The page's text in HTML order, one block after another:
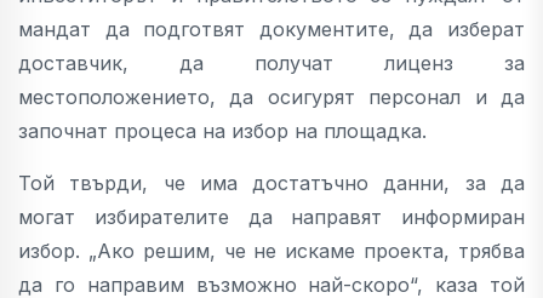
мандат да подготвят документите, да изберат
доставчик, да получат лиценз за
местоположението, да осигурят персонал и да
започнат процеса на избор на площадка.
Той твърди, че има достатъчно данни, за да
могат избирателите да направят информиран
избор. „Ако решим, че не искаме проекта, трябва
да го направим възможно най-скоро“, каза той